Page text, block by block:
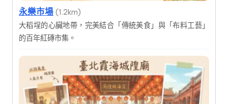
永樂市場 (1.2km)
大稻埕的心臟地帶，完美結合「傳統美食」與「布料工藝」
的百年紅磚市集。